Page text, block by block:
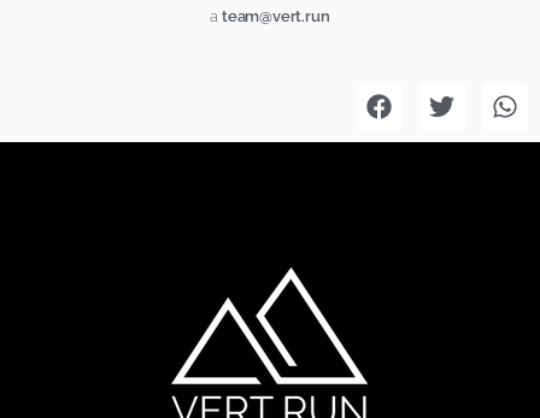
ateam@vert.run